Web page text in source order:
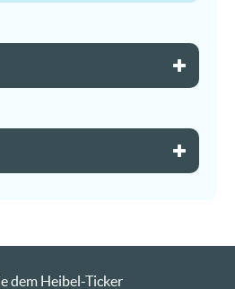
dem Heibel-Ticker